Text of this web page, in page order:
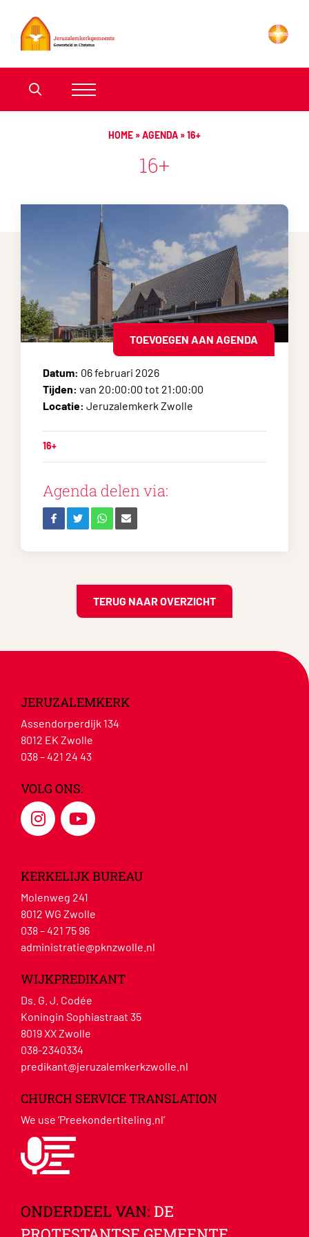
HOME »AGENDA »16+
16+
TOEVOEGEN AAN AGENDA
Datum: 06 februari 2026
Tijden: van 20:00:00 tot 21:00:00
Locatie: Jeruzalemkerk Zwolle
16+
Agenda delen via:
TERUG NAAR OVERZICHT
JERUZALEMKERK
Assendorperdijk 134
8012 EK Zwolle
038 – 421 24 43
VOLG ONS:
KERKELIJK BUREAU
Molenweg 241
8012 WG Zwolle
038 – 421 75 96
administratie@pknzwolle.nl
WIJKPREDIKANT
Ds. G. J. Codée
Koningin Sophiastraat 35
8019 XX Zwolle
038-2340334
predikant@jeruzalemkerkzwolle.nl
CHURCH SERVICE TRANSLATION
We use ‘Preekondertiteling.nl’
ONDERDEEL VAN: DE